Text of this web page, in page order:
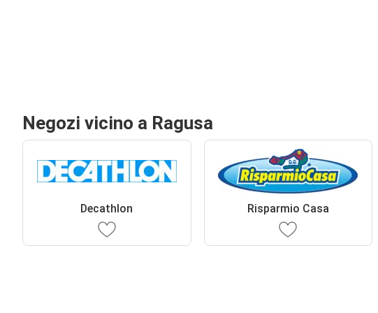
Negozi vicino a Ragusa
Decathlon Risparmio Casa